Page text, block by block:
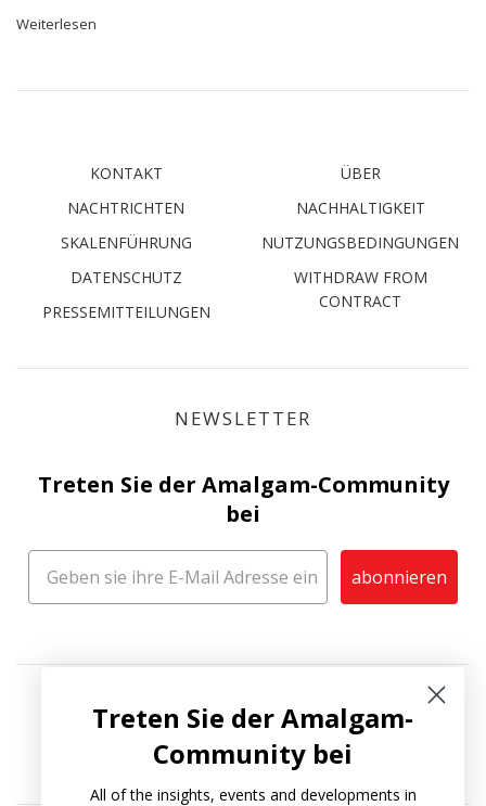
Weiterlesen
KONTAKT
NACHTRICHTEN
SKALENFÜHRUNG
DATENSCHUTZ
PRESSEMITTEILUNGEN
ÜBER
NACHHALTIGKEIT
NUTZUNGSBEDINGUNGEN
WITHDRAW FROM
CONTRACT
NEWSLETTER
Treten Sie der Amalgam-Community
bei
abonnieren
Treten Sie der Amalgam-
Community bei
All of the insights, events and developments in